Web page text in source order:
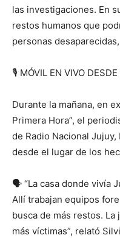
las investigaciones. En
restos humanos que
personas
🎙️ MÓVIL EN VIVO
Durante la mañana, en
Primera Hora”, el
de Radio Nacional
desde el lugar de los
🗣️ “La casa donde vivía
Allí trabajan equipos
busca de más restos.
más víctimas”, relató